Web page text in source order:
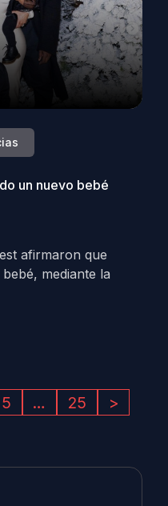
un nuevo bebé
afirmaron que
mediante la
5 … 25 >